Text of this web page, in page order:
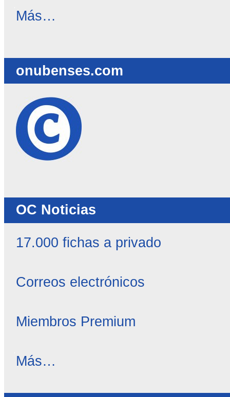
Reseñas
Más…
onubenses.com
OC Noticias
17.000 fichas a privado
Correos electrónicos
Miembros Premium
OC
Más…